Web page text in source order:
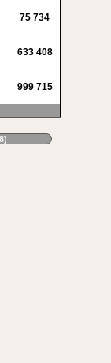
75 734
633 408
999 715